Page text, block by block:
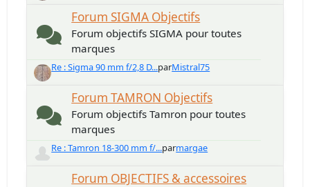
Forum SIGMA Objectifs
Forum objectifs SIGMA pour toutes
marques
Re : Sigma 90 mm f/2,8 D...parMistral75
Forum TAMRON Objectifs
Forum objectifs Tamron pour toutes
marques
Re : Tamron 18-300 mm f/...parmargae
Forum OBJECTIFS & accessoires